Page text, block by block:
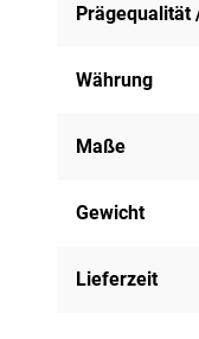
Prägequalität
Währung
Maße
Gewicht
Lieferzeit